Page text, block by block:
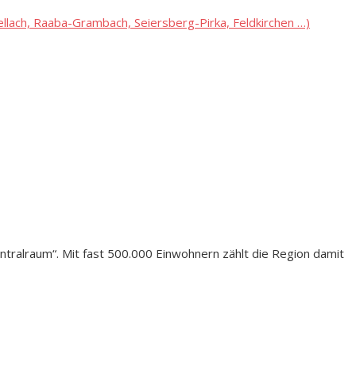
Raaba-Grambach, Seiersberg-Pirka, Feldkirchen …)
Mit fast 500.000 Einwohnern zählt die Region damit